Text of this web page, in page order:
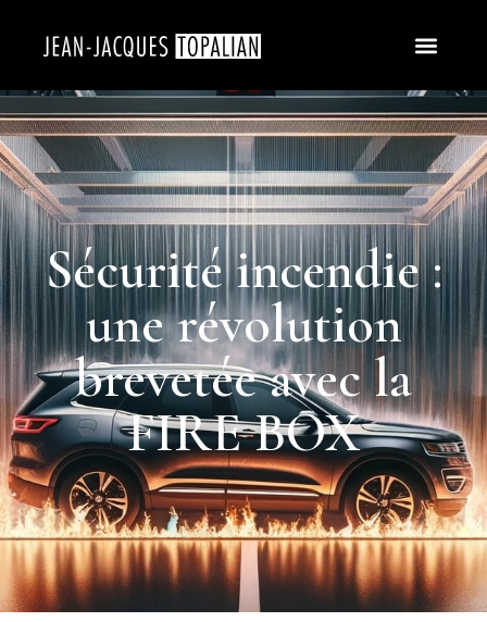
Sécurité incendie :
une révolution
brevetée avec la
FIRE BOX